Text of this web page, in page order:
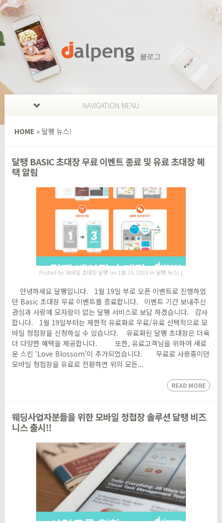
NAVIGATION MENU
HOME »달팽 뉴스!
달팽 BASIC 초대장 무료 이벤트 종료 및 유료 초대장 혜
택 알림
Posted by 모바일 초대장 달팽 on 1월 19, 2015 in 달팽 뉴스! |
안녕하세요 달팽입니다. 1월 19일 부로 오픈 이벤트로 진행하였
던 Basic 초대장 무료 이벤트를 종료합니다. 이벤트 기간 보내주신
관심과 사랑에 모자람이 없는 달팽 서비스로 보답 하겠습니다. 감사
합니다. 1월 19일부터는 제한적 유료화로 무료/유료 선택적으로 모
바일 청첩장을 신청하실 수 있습니다. 유료화된 달팽 초대장은 더욱
더 다양한 혜택을 제공합니다. 또한, 유료고객님을 위하여 새로
운 스킨 ‘Love Blossom’이 추가되었습니다. 무료로 사용중이던
모바일 청첩장을 유료로 전환하면 위의 모든...
READ MORE
웨딩사업자분들을 위한 모바일 청첩장 솔루션 달팽 비즈
니스 출시!!